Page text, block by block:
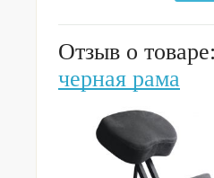
Отзыв о
черная рама